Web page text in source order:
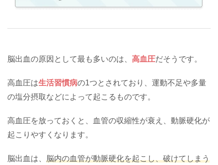
脳出血の原因として最も多いのは、 高血圧だそうです。
高血圧は生活習慣病の1つとされており、運動不足や多量
の塩分摂取などによって起こるものです。
高血圧を放っておくと、血管の収縮性が衰え、動脈硬化が
起こりやすくなります。
脳出血は、 脳内の血管が動脈硬化を起こし、破けてしまう